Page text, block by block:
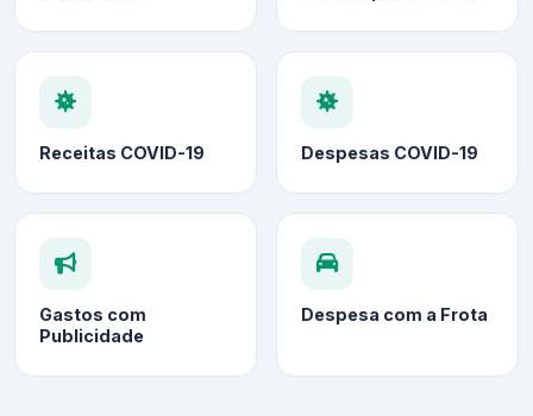
Receitas COVID-19 Despesas COVID-19
Gastos com
Publicidade
Despesa com a Frota